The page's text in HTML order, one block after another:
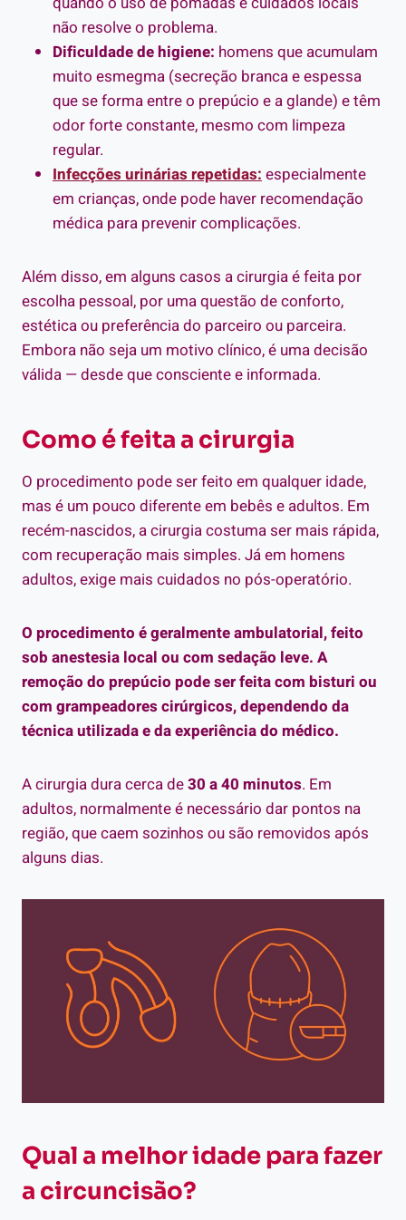
não resolve o problema.
Dificuldade de higiene: homens que acumulam
muito esmegma (secreção branca e espessa
que se forma entre o prepúcio e a glande) e têm
odor forte constante, mesmo com limpeza
regular.
Infecções urinárias repetidas: especialmente
em crianças, onde pode haver recomendação
médica para prevenir complicações.
Além disso, em alguns casos a cirurgia é feita por
escolha pessoal, por uma questão de conforto,
estética ou preferência do parceiro ou parceira.
Embora não seja um motivo clínico, é uma decisão
válida — desde que consciente e informada.
Como é feita a cirurgia
O procedimento pode ser feito em qualquer idade,
mas é um pouco diferente em bebês e adultos. Em
recém-nascidos, a cirurgia costuma ser mais rápida,
com recuperação mais simples. Já em homens
adultos, exige mais cuidados no pós-operatório.
O procedimento é geralmente ambulatorial, feito
sob anestesia local ou com sedação leve. A
remoção do prepúcio pode ser feita com bisturi ou
com grampeadores cirúrgicos, dependendo da
técnica utilizada e da experiência do médico.
A cirurgia dura cerca de30 a 40 minutos. Em
adultos, normalmente é necessário dar pontos na
região, que caem sozinhos ou são removidos após
alguns dias.
Qual a melhor idade para fazer
a circuncisão?